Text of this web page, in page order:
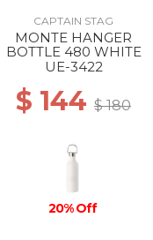
CAPTAIN STAG
MONTE HANGER
BOTTLE 480 WHITE
UE-3422
$ 144$ 180
20% Off